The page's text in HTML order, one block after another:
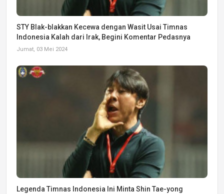
STY Blak-blakkan Kecewa dengan Wasit Usai Timnas
Indonesia Kalah dari Irak, Begini Komentar Pedasnya
Jumat, 03 Mei 2024
Legenda Timnas Indonesia Ini Minta Shin Tae-yong